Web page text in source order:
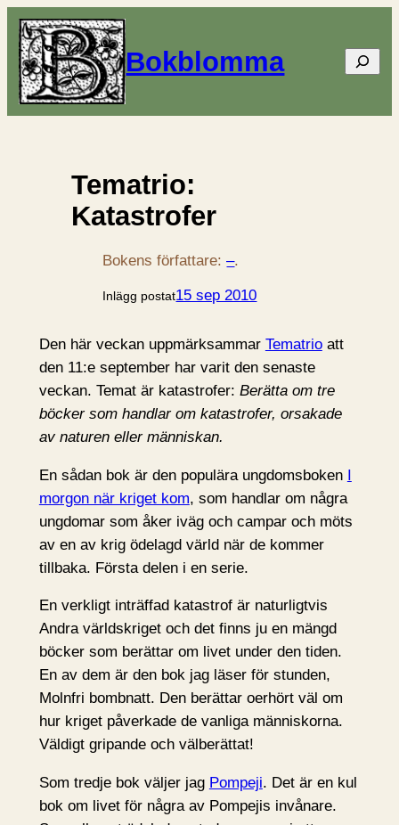
Bokblomma Sök
Tematrio:
Katastrofer
Bokens författare:–.
Inlägg postat15 sep 2010
Den här veckan uppmärksammar Tematrioatt
den 11:e september har varit den senaste
veckan. Temat är katastrofer: Berätta om tre
böcker som handlar om katastrofer, orsakade
av naturen eller människan.
En sådan bok är den populära ungdomsboken I
morgon när kriget kom, som handlar om några
ungdomar som åker iväg och campar och möts
av en av krig ödelagd värld när de kommer
tillbaka. Första delen i en serie.
En verkligt inträffad katastrof är naturligtvis
Andra världskriget och det finns ju en mängd
böcker som berättar om livet under den tiden.
En av dem är den bok jag läser för stunden,
Molnfri bombnatt. Den berättar oerhört väl om
hur kriget påverkade de vanliga människorna.
Väldigt gripande och välberättat!
Som tredje bok väljer jag Pompeji. Det är en kul
bok om livet för några av Pompejis invånare.